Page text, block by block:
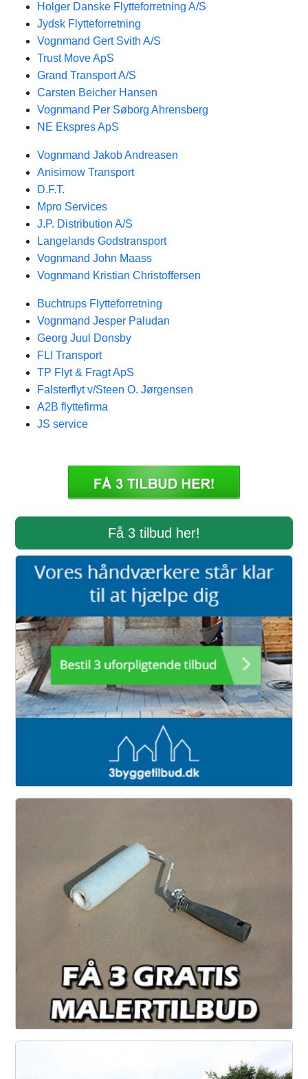
Holger Danske Flytteforretning A/S
Jydsk Flytteforretning
Vognmand Gert Svith A/S
Trust Move ApS
Grand Transport A/S
Carsten Beicher Hansen
Vognmand Per Søborg Ahrensberg
NE Ekspres ApS
Vognmand Jakob Andreasen
Anisimow Transport
D.F.T.
Mpro Services
J.P. Distribution A/S
Langelands Godstransport
Vognmand John Maass
Vognmand Kristian Christoffersen
Buchtrups Flytteforretning
Vognmand Jesper Paludan
Georg Juul Donsby
FLI Transport
TP Flyt & Fragt ApS
Falsterflyt v/Steen O. Jørgensen
A2B flyttefirma
JS service
Få 3 tilbud her!